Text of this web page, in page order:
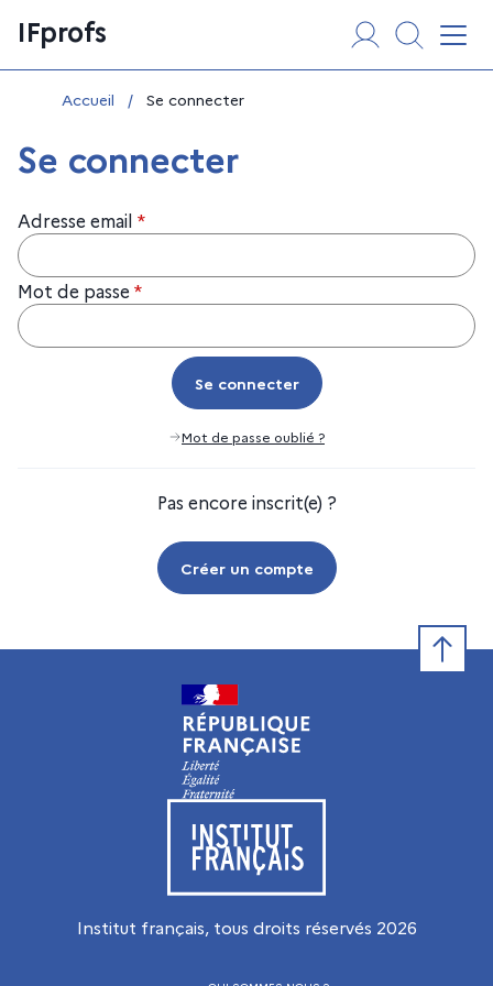
au
contenu
IFprofs
Vous êtes ici :
Accueil / Se connecter
Se connecter
Adresse email *
Mot de passe *
Se connecter
Se connecter
Mot de passe oublié ?
Pas encore inscrit(e) ?
Créer un compte
Visiter le site de l’Institut français
Institut français, tous droits réservés 2026